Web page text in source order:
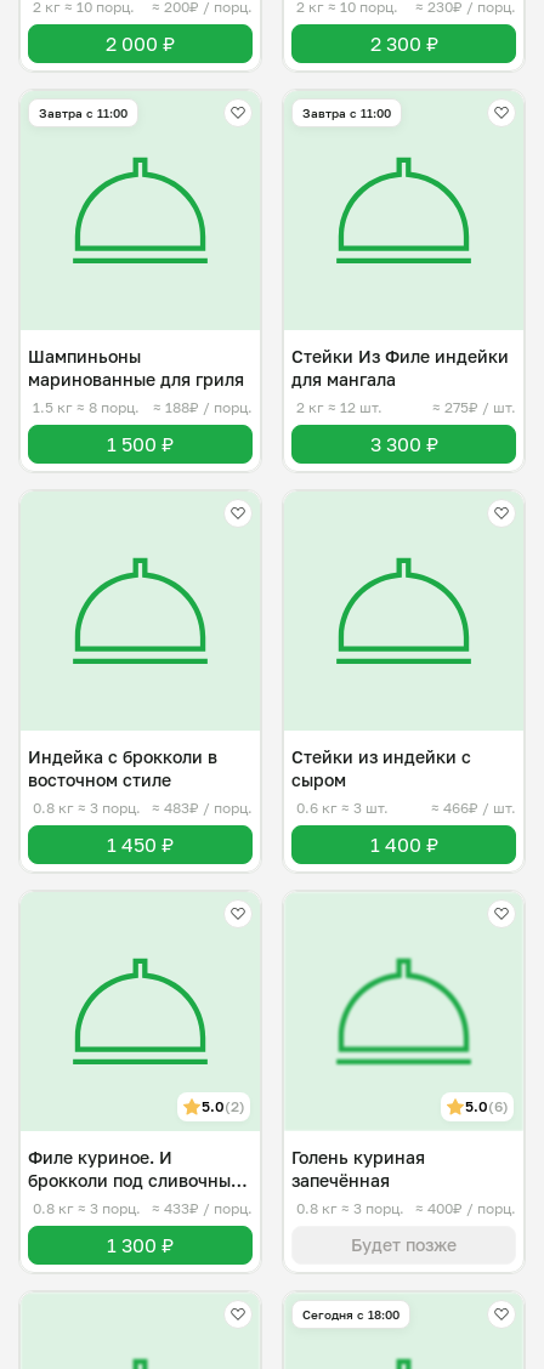
2 кг ≈ 10 порц. ≈ 200₽ / порц.
2 000 ₽
2 кг ≈ 10 порц. ≈ 230₽ / порц.
2 300 ₽
Завтра c 11:00
Шампиньоны
маринованные для гриля
1.5 кг ≈ 8 порц. ≈ 188₽ / порц.
1 500 ₽
Завтра c 11:00
Стейки Из Филе индейки
для мангала
2 кг ≈ 12 шт. ≈ 275₽ / шт.
3 300 ₽
Индейка с брокколи в
восточном стиле
0.8 кг ≈ 3 порц. ≈ 483₽ / порц.
1 450 ₽
Стейки из индейки с
сыром
0.6 кг ≈ 3 шт. ≈ 466₽ / шт.
1 400 ₽
5.0(2)
Филе куриное. И
брокколи под сливочным
соусом
0.8 кг ≈ 3 порц. ≈ 433₽ / порц.
1 300 ₽
5.0(6)
Голень куриная
запечённая
0.8 кг ≈ 3 порц. ≈ 400₽ / порц.
Будет позже
Сегодня с 18:00